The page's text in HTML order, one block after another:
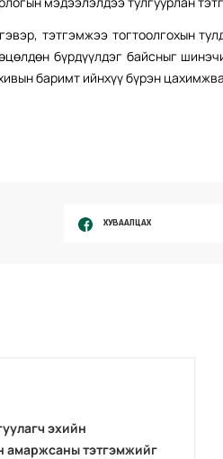
тэтгэмжээ тогтоолгохын
бүрдүүлдэг байсныг
баримт ийнхүү бүрэн
ХУВААЛЦАХ
эхийн
амаржсаны тэтгэмжийг